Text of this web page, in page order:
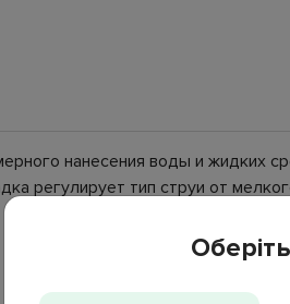
нанесения воды и жидких
регулирует тип струи от